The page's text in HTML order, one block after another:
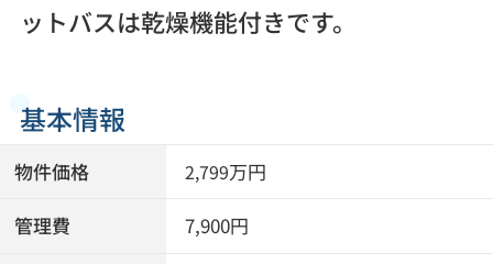
ットバスは乾燥機能付きです。
基本情報
物件価格 2,799万円
管理費 7,900円